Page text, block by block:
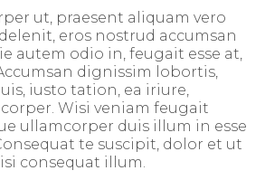
ut, praesent aliquam vero
eros nostrud accumsan
autem odio in, feugait esse at,
dignissim lobortis,
iusto tation, ea iriure,
Wisi veniam feugait
ullamcorper duis illum in esse
te suscipit, dolor et ut
consequat illum.